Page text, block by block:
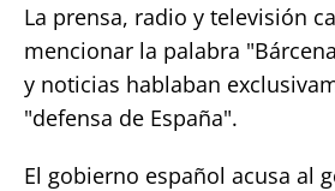
La prensa, radio y televisión
mencionar la palabra
y noticias hablaban
"defensa de España".
El gobierno español acusa al